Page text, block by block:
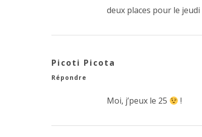
deux places pour le
Picoti Picota
Répondre
Moi, j’peux le 25 !